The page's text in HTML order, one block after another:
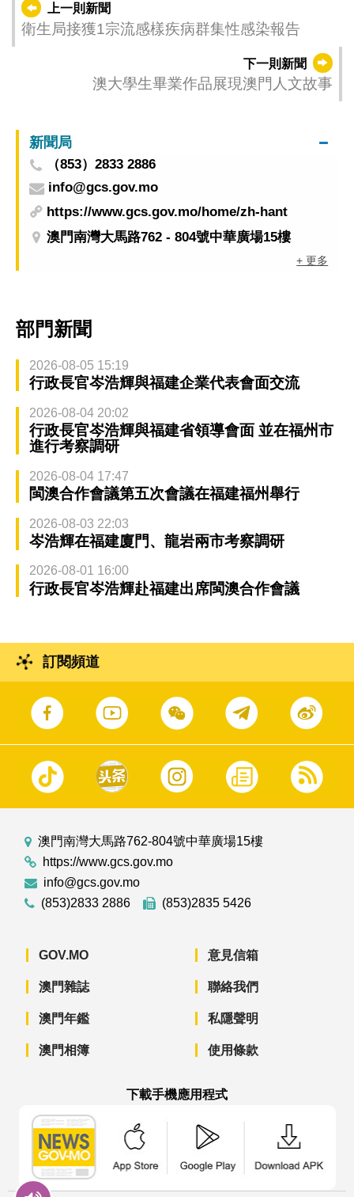
上一則新聞
衛生局接獲1宗流感樣疾病群集性感染報告
下一則新聞
澳大學生畢業作品展現澳門人文故事
新聞局
（853）2833 2886
info@gcs.gov.mo
https://www.gcs.gov.mo/home/zh-hant
澳門南灣大馬路762 - 804號中華廣場15樓
+ 更多
部門新聞
2026-08-05 15:19
行政長官岑浩輝與福建企業代表會面交流
2026-08-04 20:02
行政長官岑浩輝與福建省領導會面 並在福州市
進行考察調研
2026-08-04 17:47
閩澳合作會議第五次會議在福建福州舉行
2026-08-03 22:03
岑浩輝在福建廈門、龍岩兩市考察調研
2026-08-01 16:00
行政長官岑浩輝赴福建出席閩澳合作會議
訂閱頻道
澳門南灣大馬路762-804號中華廣場15樓
https://www.gcs.gov.mo
info@gcs.gov.mo
(853)2833 2886
(853)2835 5426
GOV.MO
澳門雜誌
澳門年鑑
澳門相簿
意見信箱
聯絡我們
私隱聲明
使用條款
下載手機應用程式